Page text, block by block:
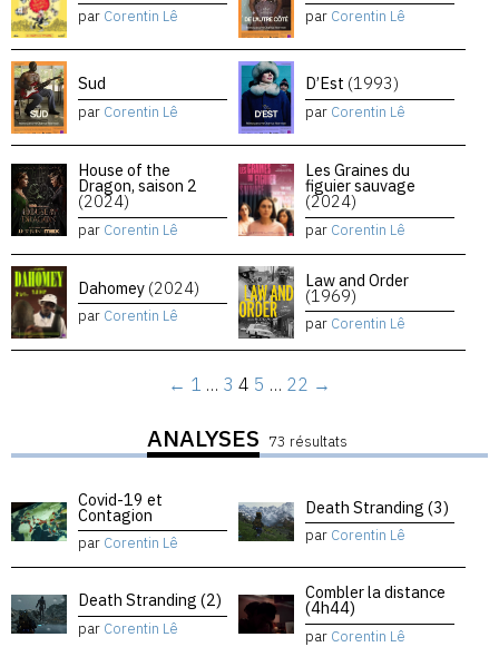
par Corentin Lê par Corentin Lê
Sud
par Corentin Lê
D’Est (1993)
par Corentin Lê
House of the
Dragon, saison 2
(2024)
par Corentin Lê
Les Graines du
figuier sauvage
(2024)
par Corentin Lê
Dahomey (2024)
par Corentin Lê
Law and Order
(1969)
par Corentin Lê
← 1 … 3 4 5 … 22 →
ANALYSES 73 résultats
Covid-19 et
Contagion
par Corentin Lê
Death Stranding (3)
par Corentin Lê
Death Stranding (2)
par Corentin Lê
Combler la distance
(4h44)
par Corentin Lê